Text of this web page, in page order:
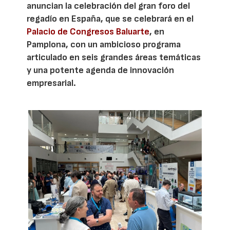
anuncian la celebración del gran foro del
regadío en España, que se celebrará en el
Palacio de Congresos Baluarte, en
Pamplona, con un ambicioso programa
articulado en seis grandes áreas temáticas
y una potente agenda de innovación
empresarial.